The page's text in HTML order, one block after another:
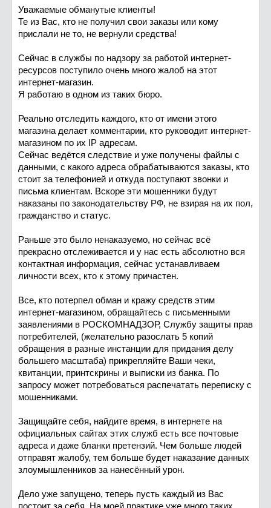
Уважаемые обманутые клиенты!
Те из Вас, кто не получил свои заказы или кому
прислали не то, не вернули средства!
Сейчас в службы по надзору за работой интернет-
ресурсов поступило очень много жалоб на этот
интернет-магазин.
Я работаю в одном из таких бюро.
Реально отследить каждого, кто от имени этого
магазина делает комментарии, кто руководит интернет-
магазином по их IP адресам.
Сейчас ведётся следствие и уже получены файлы с
данными, с какого адреса обрабатываются заказы, кто
стоит за телефонией и откуда поступают звонки и
письма клиентам. Вскоре эти мошенники будут
наказаны по законодательству РФ, не взирая на их пол,
гражданство и статус.
Раньше это было ненаказуемо, но сейчас всё
прекрасно отслеживается и у нас есть абсолютно вся
контактная информация, сейчас устанавливаем
личности всех, кто к этому причастен.
Все, кто потерпел обман и кражу средств этим
интернет-магазином, обращайтесь с письменными
заявлениями в РОСКОМНАДЗОР, Службу защиты прав
потребителей, (желательно разослать 5 копий
обращения в разные инстанции для придания делу
большего масштаба) прикрепляйте Ваши чеки,
квитанции, принтскрины и выписки из банка. По
запросу может потребоваться распечатать переписку с
мошенниками.
Защищайте себя, найдите время, в интернете на
официальных сайтах этих служб есть все почтовые
адреса и даже бланки претензий. Чем больше людей
отправят жалобу, тем больше будет наказание данных
злоумышленников за нанесённый урон.
Дело уже запущено, теперь пусть каждый из Вас